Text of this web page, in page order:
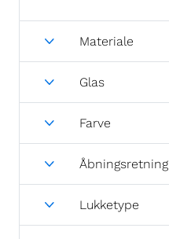
Materiale
Glas
Farve
Åbningsretning
Lukketype